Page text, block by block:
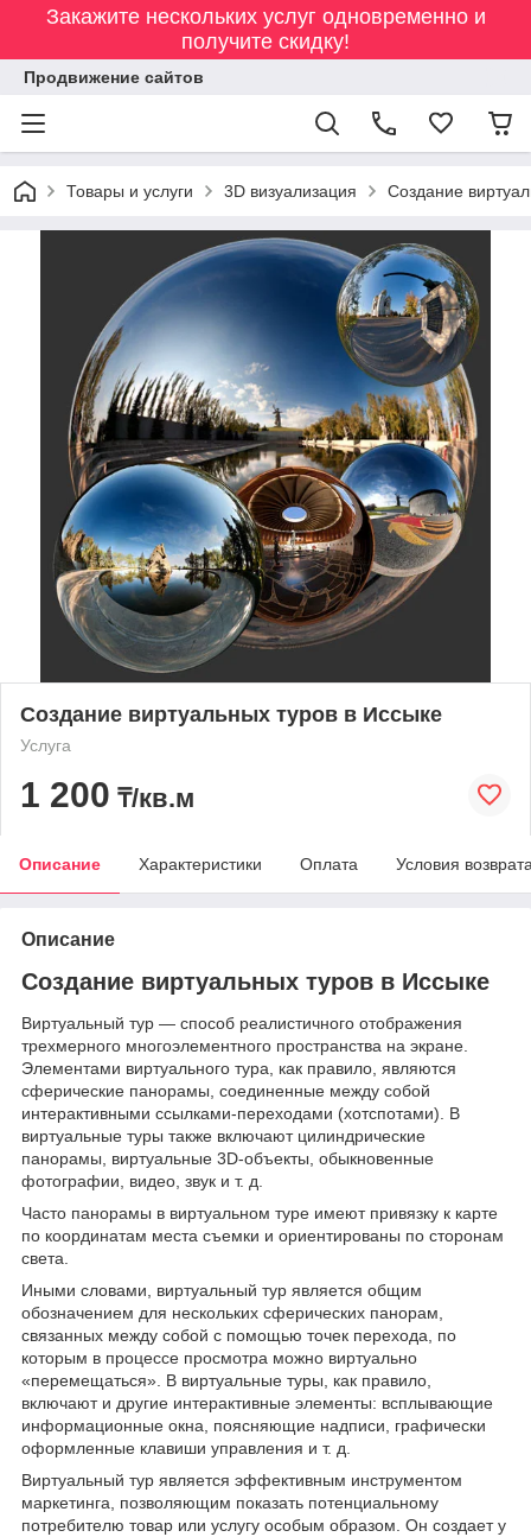
Закажите нескольких услуг одновременно и
получите скидку!
Продвижение сайтов
Товары и услуги 3D визуализация Создание
Создание виртуальных туров в Иссыке
Услуга
1 200 ₸/кв.м
Описание Характеристики Оплата Условия
Описание
Создание виртуальных туров в Иссыке
Виртуальный тур — способ реалистичного отображения
трехмерного многоэлементного пространства на экране.
Элементами виртуального тура, как правило, являются
сферические панорамы, соединенные между собой
интерактивными ссылками-переходами (хотспотами). В
виртуальные туры также включают цилиндрические
панорамы, виртуальные 3D-объекты, обыкновенные
фотографии, видео, звук и т. д.
Часто панорамы в виртуальном туре имеют привязку к карте
по координатам места съемки и ориентированы по сторонам
света.
Иными словами, виртуальный тур является общим
обозначением для нескольких сферических панорам,
связанных между собой с помощью точек перехода, по
которым в процессе просмотра можно виртуально
«перемещаться». В виртуальные туры, как правило,
включают и другие интерактивные элементы: всплывающие
информационные окна, поясняющие надписи, графически
оформленные клавиши управления и т. д.
Виртуальный тур является эффективным инструментом
маркетинга, позволяющим показать потенциальному
потребителю товар или услугу особым образом. Он создает у